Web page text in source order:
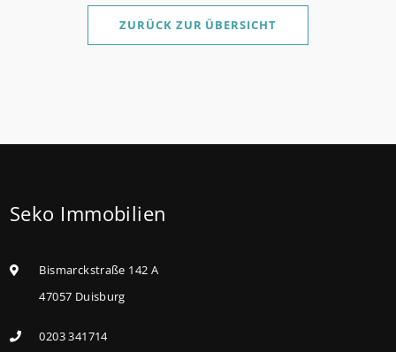
Sanierung in Einzelmaßnahmen ab sofort möglich
kaufen, die sie selbst bewohnen und sanieren,
höheren Kreditbetrag bei der KfW beantragen. Für
Familien mit einem Kind steigt der
Euro, für Familien mit zwei Kindern auf 160.000 Euro
ZURÜCK ZUR ÜBERSICHT
Seko Immobilien
Bismarckstraße 142 A
47057 Duisburg
0203 341714